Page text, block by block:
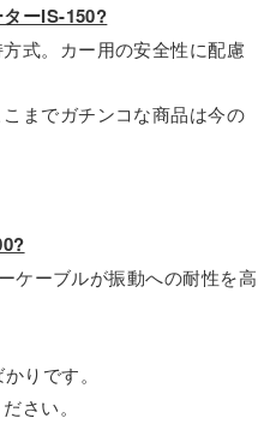
ーIS-150?
式。カー用の安全性に配慮
までガチンコな商品は今の
ケーブルが振動への耐性を高
りです。
さい。